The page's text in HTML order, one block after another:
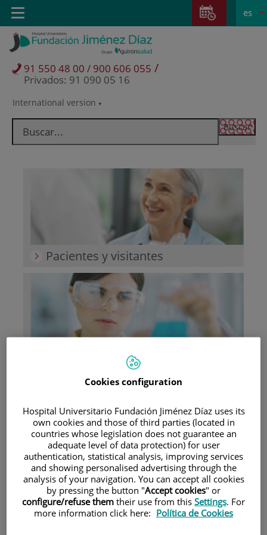
Saltar al contenido
Saltar
contenido
Selector
idioma
activo
es
International version
91 550 48 00 / 900 606 055 /
Privados: 91 090 05 16
Toggle
navigation
Pacientes y visitantes
Docencia
Cookies configuration
Hospital Universitario Fundación Jiménez Díaz uses its
own cookies and those of third parties (located in
countries whose legislation does not guarantee an
adequate level of data protection) for user
authentication, statistical analysis, improving services
and showing personalised advertising through the
analysis of your navigation. You can accept all cookies
by pressing the button "Accept cookies" or
configure/refuse them their use from this Settings. For
more information click here: Política de Cookies